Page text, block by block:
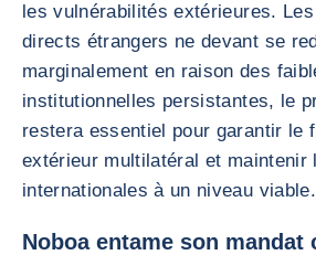
les vulnérabilités extérieures.
directs étrangers ne devant se
marginalement en raison des
institutionnelles persistantes, le
restera essentiel pour garantir le
extérieur multilatéral et maintenir
internationales à un niveau viable.
Noboa entame son mandat